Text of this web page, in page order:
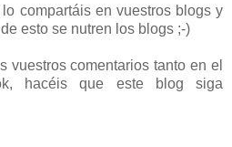
compartáis en vuestros blogs y
esto se nutren los blogs ;-)
vuestros comentarios tanto en el
hacéis que este blog siga